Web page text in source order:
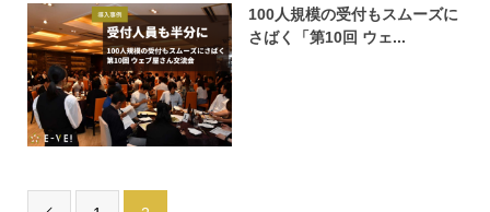
100人規模の受付もスムーズに
さばく「第10回 ウェ...